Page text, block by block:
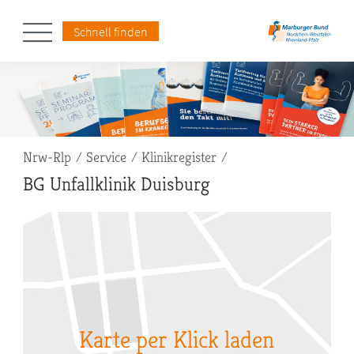
Schnell finden
Pfadnavigation
Nrw-Rlp Service Klinikregister
BG Unfallklinik Duisburg
Karte per Klick laden